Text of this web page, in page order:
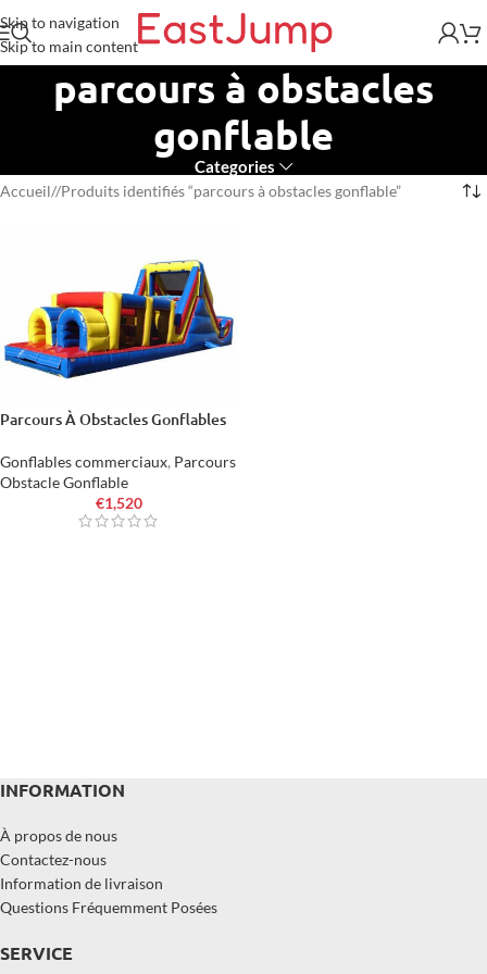
Skip to navigation
Skip to main content
parcours à obstacles
gonflable
Categories
Accueil/ Produits identifiés “parcours à obstacles gonflable”
Parcours À Obstacles Gonflables
Gonflables commerciaux, Parcours
Obstacle Gonflable
€1,520
INFORMATION
À propos de nous
Contactez-nous
Information de livraison
Questions Fréquemment Posées
SERVICE